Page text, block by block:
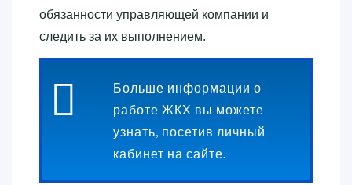
обязанности управляющей компании и
следить за их выполнением.
Больше информации о
работе ЖКХ вы можете
узнать, посетив личный
кабинет на сайте.